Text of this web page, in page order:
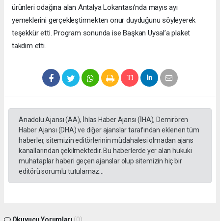
ürünleri odağına alan Antalya Lokantası’nda mayıs ayı
yemeklerini gerçekleştirmekten onur duyduğunu söyleyerek
teşekkür etti. Program sonunda ise Başkan Uysal’a plaket
takdim etti.
Anadolu Ajansı (AA), İhlas Haber Ajansı (İHA), Demirören
Haber Ajansı (DHA) ve diğer ajanslar tarafından eklenen tüm
haberler, sitemizin editörlerinin müdahalesi olmadan ajans
kanallarından çekilmektedir. Bu haberlerde yer alan hukuki
muhataplar haberi geçen ajanslar olup sitemizin hiç bir
editörü sorumlu tutulamaz...